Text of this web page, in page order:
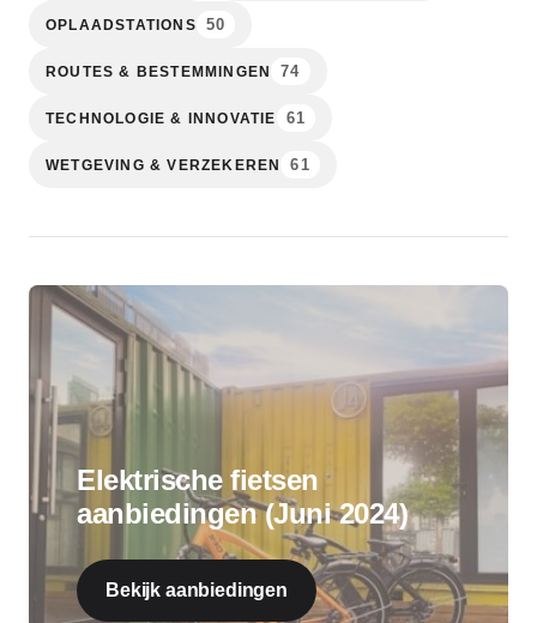
OPLAADSTATIONS 50
ROUTES & BESTEMMINGEN 74
TECHNOLOGIE & INNOVATIE 61
WETGEVING & VERZEKEREN 61
Elektrische fietsen
aanbiedingen (Juni 2024)
Bekijk aanbiedingen